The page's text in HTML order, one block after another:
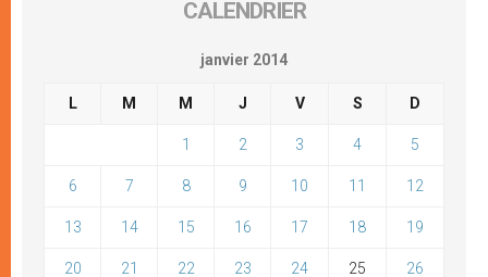
CALENDRIER
janvier 2014
L M M J V S D
1 2 3 4 5
6 7 8 9 10 11 12
13 14 15 16 17 18 19
20 21 22 23 24 25 26